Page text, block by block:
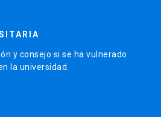
y consejo si se ha vulnerado
la universidad.